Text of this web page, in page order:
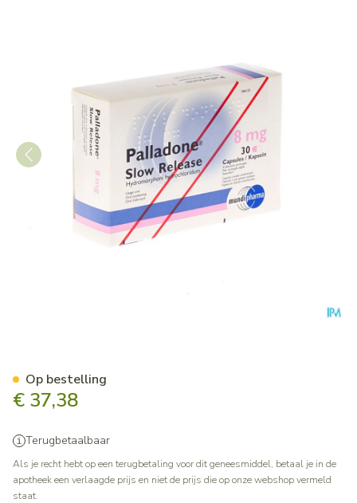
€ 37,38
Terugbetaalbaar
Als je recht hebt op een terugbetaling voor dit geneesmiddel, betaal je in de
apotheek een verlaagde prijs en niet de prijs die op onze webshop vermeld
staat.
Op bestelling